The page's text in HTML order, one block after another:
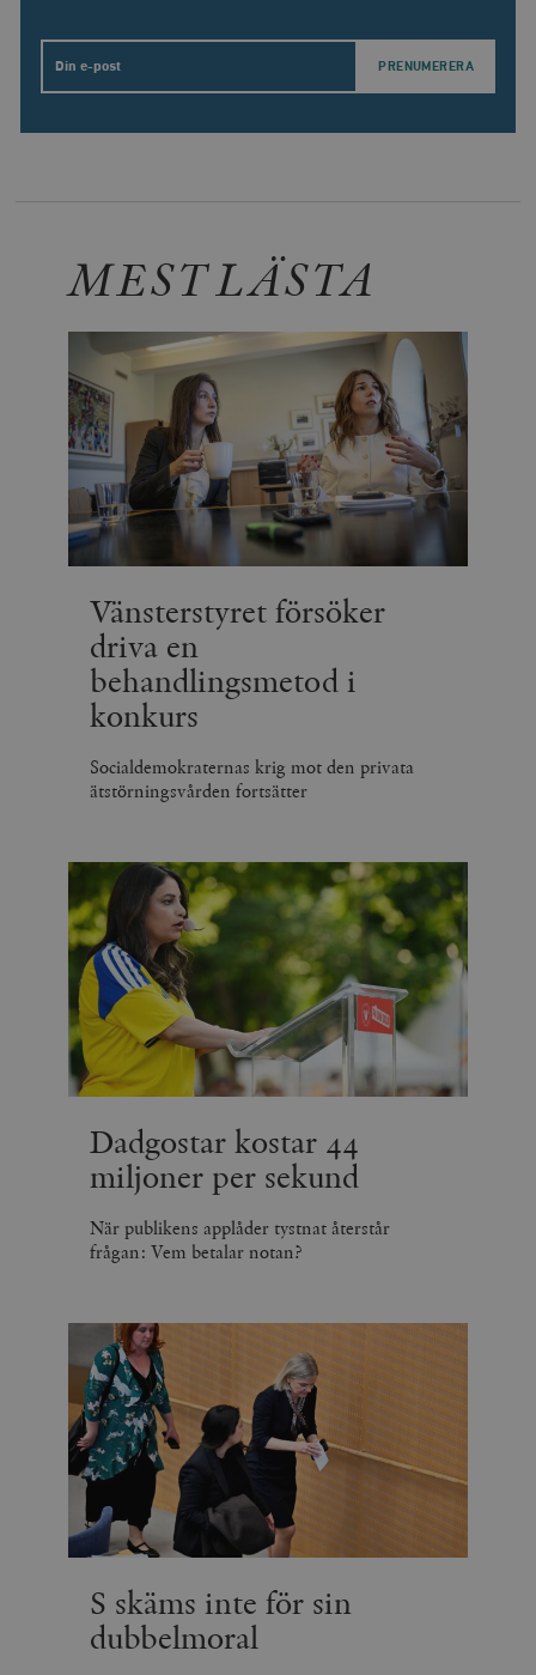
Email
MEST LÄSTA
Vänsterstyret försöker
driva en
behandlingsmetod i
konkurs
Socialdemokraternas krig mot den privata
ätstörningsvården fortsätter
Dadgostar kostar 44
miljoner per sekund
När publikens applåder tystnat återstår
frågan: Vem betalar notan?
S skäms inte för sin
dubbelmoral